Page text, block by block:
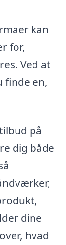
kan
for,
Ved at
finde en,
på
dig både
dine
hvad